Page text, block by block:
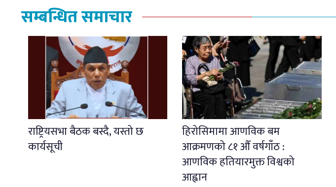
सम्बन्धित समाचार
राष्ट्रियसभा बैठक बस्दै, यस्तो छ
कार्यसूची
हिरोसिमामा आणविक बम
आक्रमणको ८१ औँ वर्षगाँठ :
आणविक हतियारमुक्त विश्वको
आह्वान